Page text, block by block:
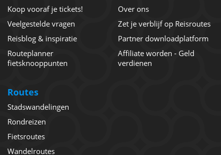
Koop vooraf je tickets!
Veelgestelde vragen
Reisblog & inspiratie
Routeplanner
fietsknooppunten
Over ons
Zet je verblijf op Reisroutes
Partner downloadplatform
Affiliate worden - Geld
verdienen
Routes
Stadswandelingen
Rondreizen
Fietsroutes
Wandelroutes